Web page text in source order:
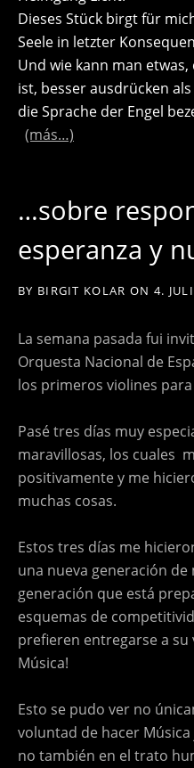
Dieses Stück birgt für
Seele in letzter
Und wie kann man
ist, besser ausdrücken
die Sprache der Engel
(más…)
…sobre
esperanza y
BY BIRGIT KOLAR ON 4.
La semana pasada fui
Orquesta Nacional de
los primeros violines
Pasé tres días muy
maravillosas, los cuales
positivamente y me
muchas cosas.
Estos tres días me
una nueva generación de
generación que está
esquemas de
prefieren entregarse a
Música!
Esto se pudo ver no
voluntad de hacer
no también en el trato